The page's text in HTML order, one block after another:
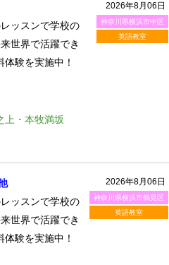
2026年8月06日
神奈川県横浜市中区
英語教室
ッスンで学校の
世界で活躍でき
験を実施中！
上・本牧満坂
2026年8月06日
神奈川県横浜市鶴見区
英語教室
ッスンで学校の
世界で活躍でき
験を実施中！